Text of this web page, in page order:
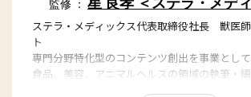
監修 ：
ステラ・メディックス代表取締役社長 獣医
ト
専門分野特化型のコンテンツ創出を事業として
食品、美容、アニマルヘルスの領域の執筆・